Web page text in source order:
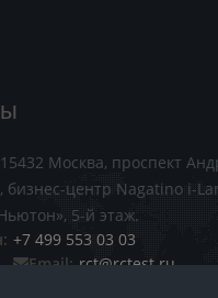
Москва, проспект
бизнес-центр Nagatino i-
5-й этаж.
+7 499 553 03 03
Email: rct@rctest.ru